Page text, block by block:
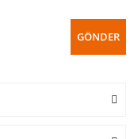
GÖNDER